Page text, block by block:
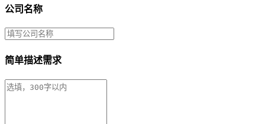
公司名称
简单描述需求